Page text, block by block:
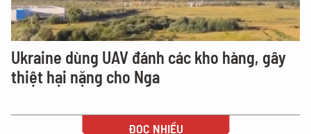
Ukraine dùng UAV đánh các kho hàng, gây
thiệt hại nặng cho Nga
ĐỌC NHIỀU